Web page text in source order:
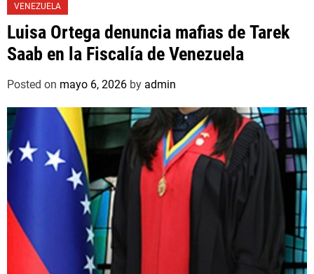
VENEZUELA
Luisa Ortega denuncia mafias de Tarek
Saab en la Fiscalía de Venezuela
Posted on mayo 6, 2026 by admin